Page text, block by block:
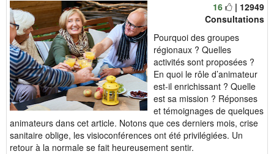
16
| 12949
Consultations
Pourquoi des groupes
régionaux ? Quelles
activités sont proposées ?
En quoi le rôle d’animateur
est-il enrichissant ? Quelle
est sa mission ? Réponses
et témoignages de quelques
animateurs dans cet article. Notons que ces derniers mois, crise
sanitaire oblige, les visioconférences ont été privilégiées. Un
retour à la normale se fait heureusement sentir.